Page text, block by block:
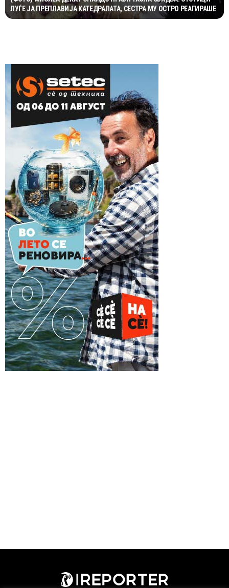
ЛУЃЕ ЈА ПРЕПЛАВИЈА КАТЕДРАЛАТА, СЕСТРА МУ ОСТРО РЕАГИРАШЕ